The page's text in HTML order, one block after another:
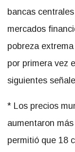
bancas
mercados
pobreza
por primera vez
siguientes
* Los precios
aumentaron
permitió que 18